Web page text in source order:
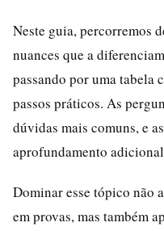
Neste guia, percorremos
nuances que a
passando por uma tabela
passos práticos. As
dúvidas mais comuns, e
aprofundamento
Dominar esse tópico não
em provas, mas também